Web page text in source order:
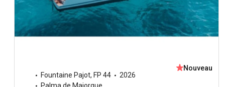
Fountaine Pajot, FP 44
2026
Nouveau